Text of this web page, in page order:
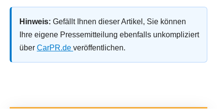
Hinweis: Gefällt Ihnen dieser Artikel, Sie können
Ihre eigene Pressemitteilung ebenfalls unkompliziert
über CarPR.de veröffentlichen.